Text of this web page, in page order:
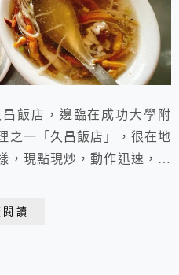
飯店，邊臨在成功大學附
之一「久昌飯店」，很在地
，現點現炒，動作迅速，一
讀